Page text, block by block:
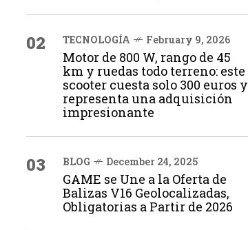
02 TECNOLOGÍA February 9, 2026
Motor de 800 W, rango de 45
km y ruedas todo terreno: este
scooter cuesta solo 300 euros y
representa una adquisición
impresionante
03 BLOG December 24, 2025
GAME se Une a la Oferta de
Balizas V16 Geolocalizadas,
Obligatorias a Partir de 2026